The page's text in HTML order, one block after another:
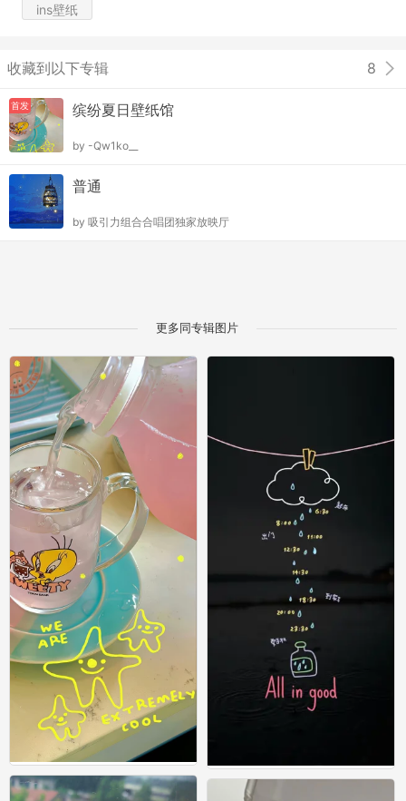
ins壁纸
收藏到以下专辑 8
首发 缤纷夏日壁纸馆
by -Qw1ko__
普通
by 吸引力组合合唱团独家放映厅
更多同专辑图片
在不可预告的明天 平静也是幸福 ​​​ #小清
新壁纸#
在不可预告的明天 平静也是幸福 ​​​ #小清
新壁纸#